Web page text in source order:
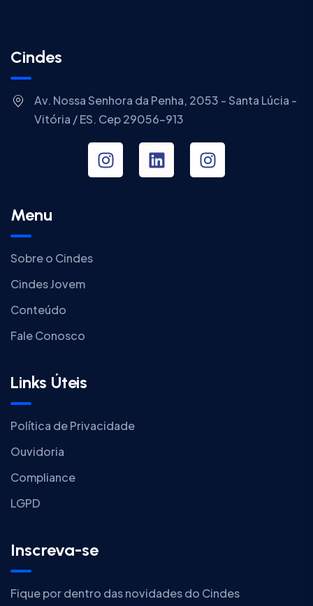
Cindes
Av. Nossa Senhora da Penha, 2053 - Santa Lúcia -
Vitória / ES. Cep 29056-913
Menu
Sobre o Cindes
Cindes Jovem
Conteúdo
Fale Conosco
Links Úteis
Política de Privacidade
Ouvidoria
Compliance
LGPD
Inscreva-se
Fique por dentro das novidades do Cindes